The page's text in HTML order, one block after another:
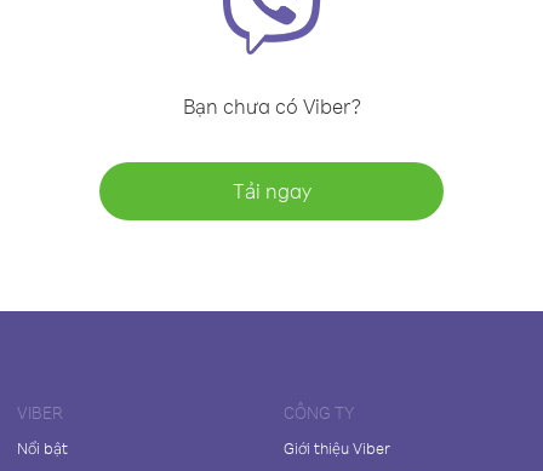
Bạn chưa có Viber?
Tải ngay
VIBER
Nổi bật
CÔNG TY
Giới thiệu Viber